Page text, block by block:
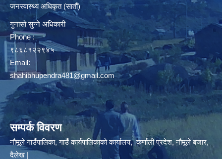
जनस्वास्थ्य अधिकृत (सातौं)
गुनासो सुन्ने अधिकारी
Phone :
९८६८१२२९४५
Email:
shahibhupendra481@gmail.com
सम्पर्क विवरण
नौमूले गाउँपालिका, गाउँ कार्यपालिकाको कार्यालय, कर्णाली प्रदेश, नौमूले बजार,
दैलेख |